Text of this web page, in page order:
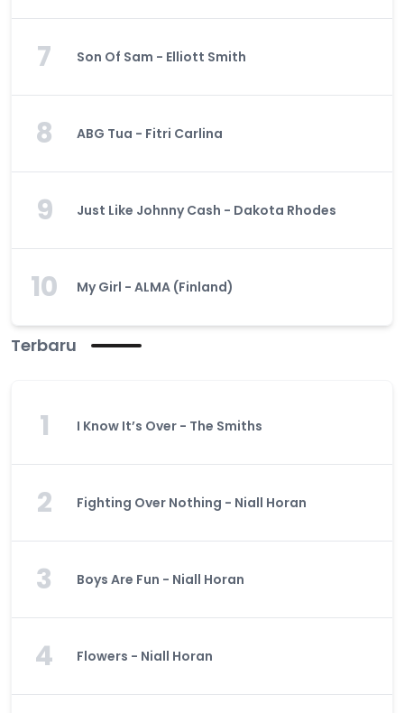
7 Son Of Sam - Elliott Smith
8 ABG Tua - Fitri Carlina
9 Just Like Johnny Cash - Dakota Rhodes
10 My Girl - ALMA (Finland)
Terbaru
1 I Know It’s Over - The Smiths
2 Fighting Over Nothing - Niall Horan
3 Boys Are Fun - Niall Horan
4 Flowers - Niall Horan